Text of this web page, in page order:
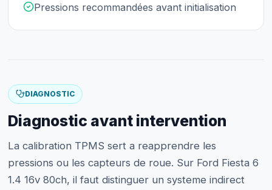
Pressions recommandées avant initialisation
DIAGNOSTIC
Diagnostic avant intervention
La calibration TPMS sert a reapprendre les
pressions ou les capteurs de roue. Sur Ford Fiesta 6
1.4 16v 80ch, il faut distinguer un systeme indirect